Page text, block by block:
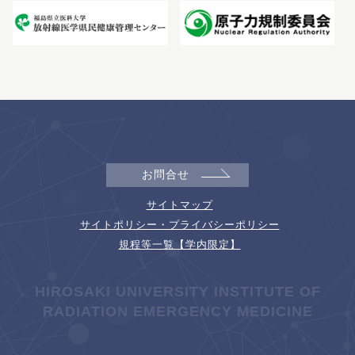
お問合せ
サイトマップ
サイトポリシー・プライバシーポリシー
規程等一覧【学内限定】
HIROSAKI UNIVERSITY INSTITUTE OF
RADIATION EMERGENCY MEDICINE